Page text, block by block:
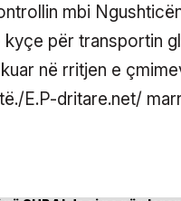
mbi
kyçe për transportin
në rritjen e
E.P-dritare.net/